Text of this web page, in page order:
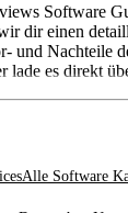
Software
dir einen
und Nachteile
lade es direkt
Alle Software